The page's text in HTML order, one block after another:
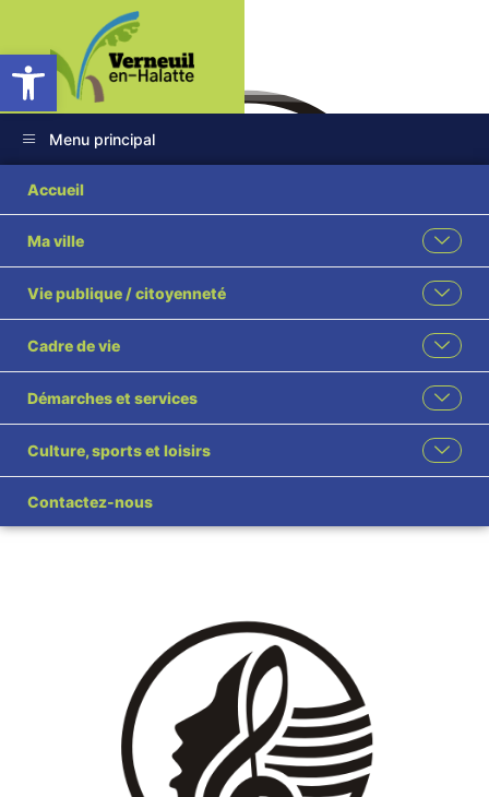
Ouvrir la barre d’outils
Menu principal
Accueil
Ma ville
Vie publique / citoyenneté
Cadre de vie
Démarches et services
Culture, sports et loisirs
Contactez-nous
CONCERT LE
CHOEUR DES
AULNES
Accueil
L'actualité des associations
CONCERT LE CHOEUR DES AULNES